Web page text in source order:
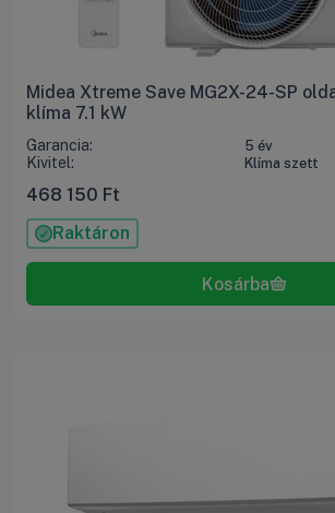
Midea Xtreme Save MG2X-24-SP
klíma 7.1 kW
Garancia: 5 év
Kivitel: Klíma szett
468 150 Ft
Raktáron